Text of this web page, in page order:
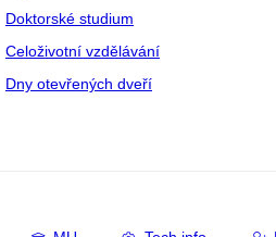
Doktorské studium
Celoživotní vzdělávání
Dny otevřených dveří